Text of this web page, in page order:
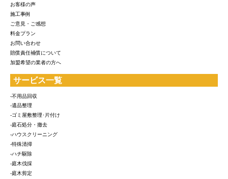
お客様の声
施工事例
ご意見・ご感想
料金プラン
お問い合わせ
賠償責任補償について
加盟希望の業者の方へ
サービス一覧
-不用品回収
-遺品整理
-ゴミ屋敷整理･片付け
-庭石処分・撤去
-ハウスクリーニング
-特殊清掃
-ハチ駆除
-庭木伐採
-庭木剪定